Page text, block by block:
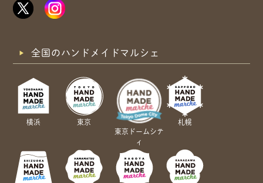
全国のハンドメイドマルシェ
横浜
東京
東京ドームシテ
ィ
札幌